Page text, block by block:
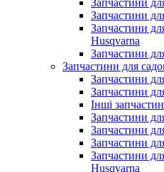
Запчастини
Запчастини
Запчастини
Husqvarna
Запчастини
Запчастини для
Запчастини
Запчастини
Інші
Запчастини
Запчастини
Запчастини
Запчастини
Husqvarna